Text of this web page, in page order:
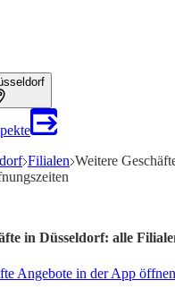
Filialen Weitere
in Düsseldorf: alle
Angebote in der App öffnen